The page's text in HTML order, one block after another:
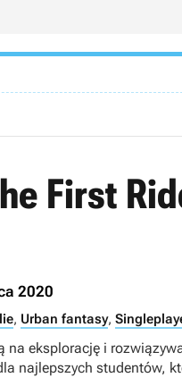
First
2020
, Urban fantasy,
eksplorację i
najlepszych studentów,